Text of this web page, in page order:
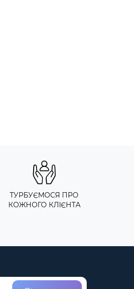
ТУРБУЄМОСЯ ПРО
КОЖНОГО КЛІЄНТА